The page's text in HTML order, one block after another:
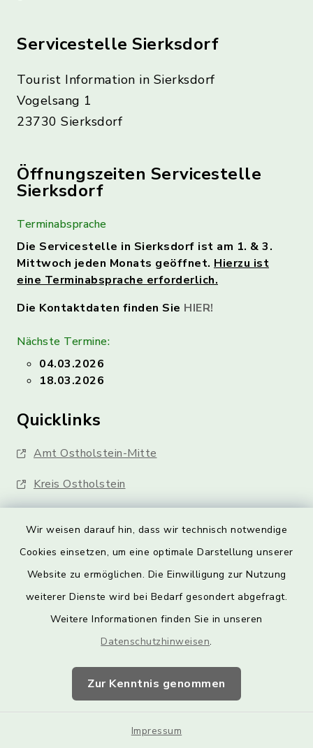
Wir weisen darauf hin, dass wir technisch notwendige
Cookies einsetzen, um eine optimale Darstellung unserer
Website zu ermöglichen. Die Einwilligung zur Nutzung
weiterer Dienste wird bei Bedarf gesondert abgefragt.
Weitere Informationen finden Sie in unseren
Datenschutzhinweisen.
Zur Kenntnis genommen
Impressum
Servicestelle Sierksdorf
Tourist Information in Sierksdorf
Vogelsang 1
23730 Sierksdorf
Öffnungszeiten Servicestelle
Sierksdorf
Terminabsprache
Die Servicestelle in Sierksdorf ist am 1. & 3.
Mittwoch jeden Monats geöffnet. Hierzu ist
eine Terminabsprache erforderlich.
Die Kontaktdaten finden Sie HIER!
Nächste Termine:
04.03.2026
18.03.2026
Quicklinks
Amt Ostholstein-Mitte
Kreis Ostholstein
Barrierefreiheit
Impressum
Sitemap